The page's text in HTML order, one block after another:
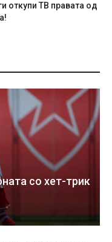
откупи ТВ правата од
со хет-трик